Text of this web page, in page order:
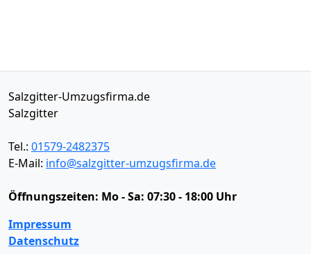
Salzgitter-Umzugsfirma.de
Salzgitter
Tel.: 01579-2482375
E-Mail: info@salzgitter-umzugsfirma.de
Öffnungszeiten: Mo - Sa: 07:30 - 18:00 Uhr
Impressum
Datenschutz